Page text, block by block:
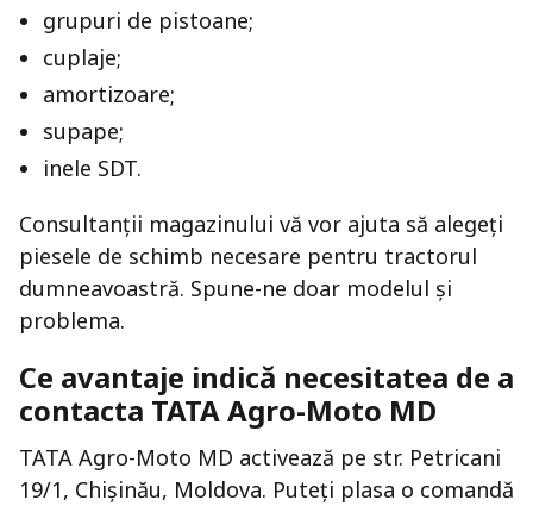
grupuri de pistoane;
cuplaje;
amortizoare;
supape;
inele SDT.
Consultanții magazinului vă vor ajuta să alegeți
piesele de schimb necesare pentru tractorul
dumneavoastră. Spune-ne doar modelul și
problema.
Ce avantaje indică necesitatea de a
contacta TATA Agro-Moto MD
TATA Agro-Moto MD activează pe str. Petricani
19/1, Chișinău, Moldova. Puteți plasa o comandă